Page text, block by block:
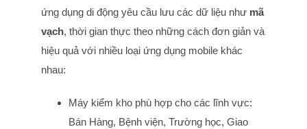
ứng dụng di động yêu cầu lưu các dữ liệu như mã
vạch, thời gian thực theo những cách đơn giản và
hiệu quả với nhiều loại ứng dụng mobile khác
nhau:
Máy kiểm kho phù hợp cho các lĩnh vực:
Bán Hàng, Bệnh viện, Trường học, Giao